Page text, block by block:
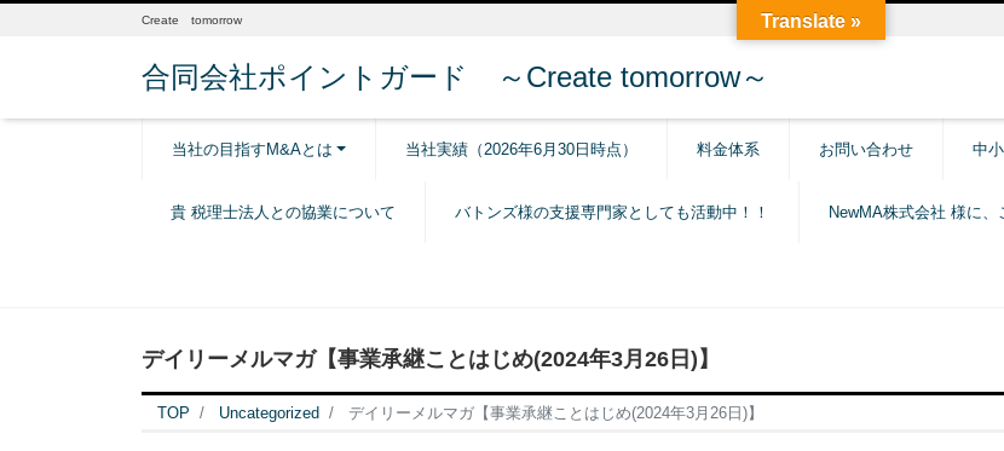
Create tomorrow
合同会社ポイントガード ～Create tomorrow～
当社の目指すM&Aとは 当社実績（2026年6月30日時点） 料金体系 お問い合わせ 中
貴 税理士法人との協業について バトンズ様の支援専門家としても活動中！！ NewMA株式会社 様に、
デイリーメルマガ【事業承継ことはじめ(2024年3月26日)】
TOP Uncategorized デイリーメルマガ【事業承継ことはじめ(2024年3月26日)】
Translate »